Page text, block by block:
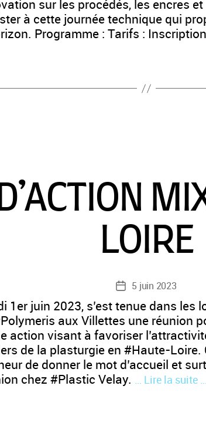
sur les procédés, les encres
à cette journée technique qui
Programme : Tarifs : Inscription
LOIRE
Date
de
5 juin 2023
1er juin 2023, s’est tenue dans les
aux Villettes une réunion
action visant à favoriser
de la plasturgie en #Haute-Loire.
de donner le mot d’accueil et
chez #Plastic Velay. … Lire la suite …